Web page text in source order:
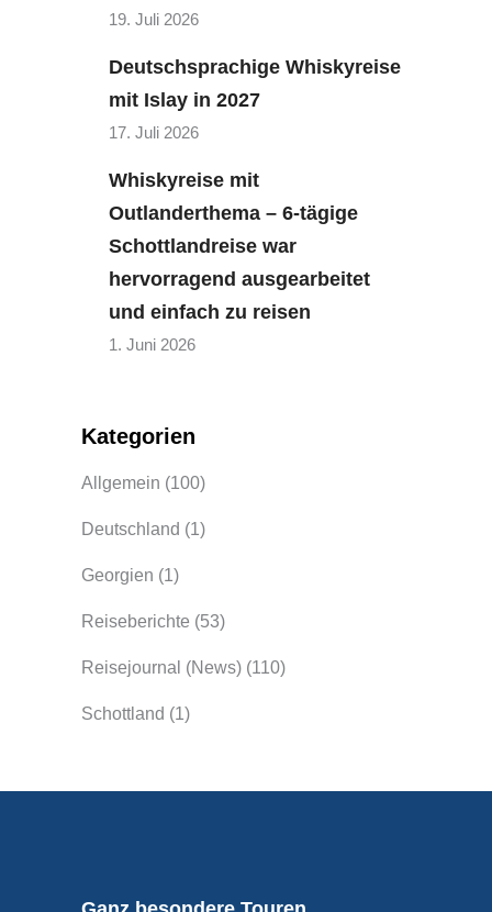
19. Juli 2026
Deutschsprachige Whiskyreise
mit Islay in 2027
17. Juli 2026
Whiskyreise mit
Outlanderthema – 6-tägige
Schottlandreise war
hervorragend ausgearbeitet
und einfach zu reisen
1. Juni 2026
Kategorien
Allgemein (100)
Deutschland (1)
Georgien (1)
Reiseberichte (53)
Reisejournal (News) (110)
Schottland (1)